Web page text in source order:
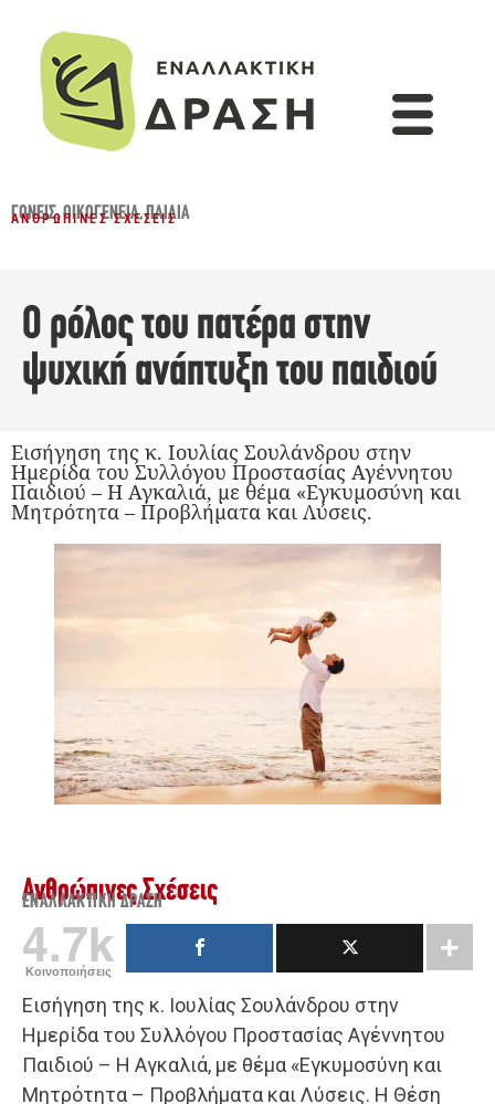
ΓΟΝΕΊΣ,ΟΙΚΟΓΈΝΕΙΑ,ΠΑΙΔΙΆ
ΑΝΘΡΏΠΙΝΕΣ ΣΧΈΣΕΙΣ
Ο ρόλος του πατέρα στην
ψυχική ανάπτυξη του παιδιού
Εισήγηση της κ. Ιουλίας Σουλάνδρου στην
Ημερίδα του Συλλόγου Προστασίας Αγέννητου
Παιδιού – Η Αγκαλιά, με θέμα «Εγκυμοσύνη και
Μητρότητα – Προβλήματα και Λύσεις.
Ανθρώπινες Σχέσεις
ΕΝΑΛΛΑΚΤΙΚΉ ΔΡΆΣΗ
4.7k
Κοινοποιήσεις
Εισήγηση της κ. Ιουλίας Σουλάνδρου στην
Ημερίδα του Συλλόγου Προστασίας Αγέννητου
Παιδιού – Η Αγκαλιά, με θέμα «Εγκυμοσύνη και
Μητρότητα – Προβλήματα και Λύσεις. Η Θέση